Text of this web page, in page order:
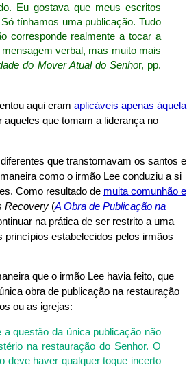
Eu gostava que meus escritos
tínhamos uma publicação. Tudo
corresponde realmente a tocar a
verbal, mas muito mais
do Mover Atual do Senhor, pp.
aqui eram aplicáveis apenas àquela
aqueles que tomam a liderança no
que transtornavam os santos e
como o irmão Lee conduziu a si
Como resultado de muita comunhão e
Recovery (A Obra de Publicação na
na prática de ser restrito a uma
princípios estabelecidos pelos irmãos
que o irmão Lee havia feito, que
obra de publicação na restauração
ou as igrejas:
questão da única publicação não
na restauração do Senhor. O
deve haver qualquer toque incerto